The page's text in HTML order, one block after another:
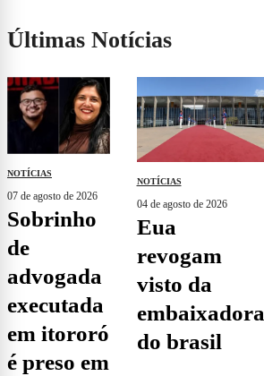
Últimas Notícias
NOTÍCIAS
07 de agosto de 2026
sobrinho
de
advogada
executada
em itororó
é preso em
NOTÍCIAS
04 de agosto de 2026
eua
revogam
visto da
embaixadora
do brasil